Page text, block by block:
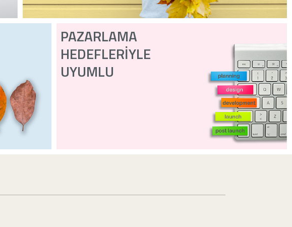
PAZARLAMA
HEDEFLERİYLE
UYUMLU